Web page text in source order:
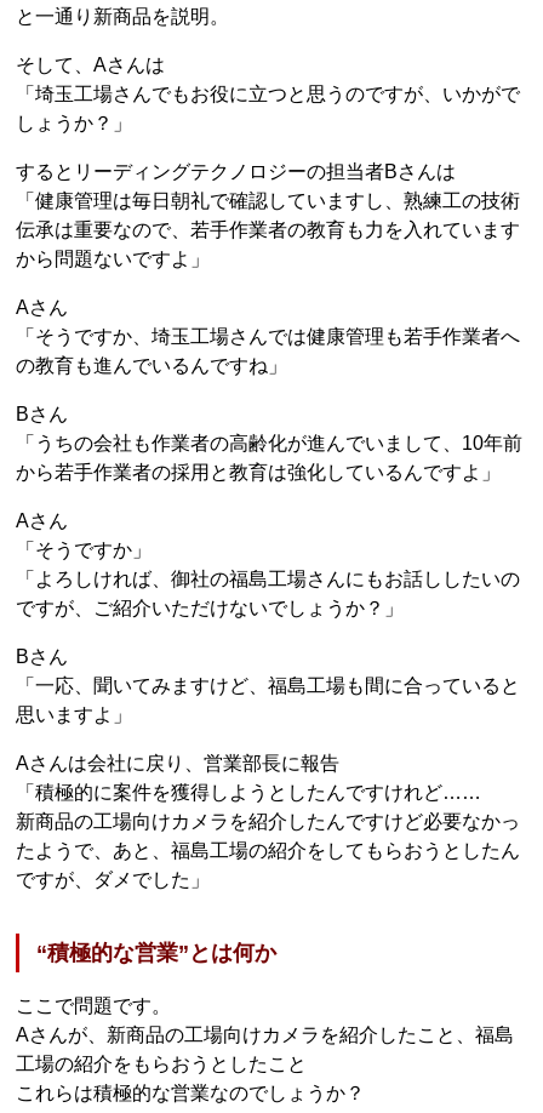
と一通り新商品を説明。
そして、Aさんは
「埼玉工場さんでもお役に立つと思うのですが、いかがで
しょうか？」
するとリーディングテクノロジーの担当者Bさんは
「健康管理は毎日朝礼で確認していますし、熟練工の技術
伝承は重要なので、若手作業者の教育も力を入れています
から問題ないですよ」
Aさん
「そうですか、埼玉工場さんでは健康管理も若手作業者へ
の教育も進んでいるんですね」
Bさん
「うちの会社も作業者の高齢化が進んでいまして、10年前
から若手作業者の採用と教育は強化しているんですよ」
Aさん
「そうですか」
「よろしければ、御社の福島工場さんにもお話ししたいの
ですが、ご紹介いただけないでしょうか？」
Bさん
「一応、聞いてみますけど、福島工場も間に合っていると
思いますよ」
Aさんは会社に戻り、営業部長に報告
「積極的に案件を獲得しようとしたんですけれど……
新商品の工場向けカメラを紹介したんですけど必要なかっ
たようで、あと、福島工場の紹介をしてもらおうとしたん
ですが、ダメでした」
“積極的な営業”とは何か
ここで問題です。
Aさんが、新商品の工場向けカメラを紹介したこと、福島
工場の紹介をもらおうとしたこと
これらは積極的な営業なのでしょうか？